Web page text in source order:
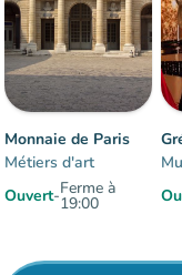
Monnaie de Paris
Métiers d'art
Ouvert-Ferme à
19:00